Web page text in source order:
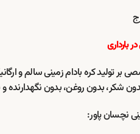
بارداری
بر تولید کره بادام زمینی سالم و
شکر، بدون روغن، بدون نگهدارنده
نچسان پاور: